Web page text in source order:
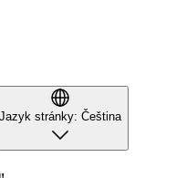
Jazyk stránky: Čeština